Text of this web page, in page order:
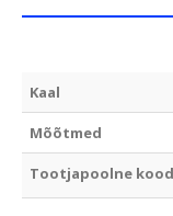
Kaal
Mõõtmed
Tootjapoolne kood